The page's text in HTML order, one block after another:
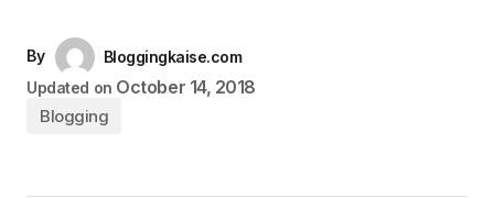
By
Bloggingkaise.com
Updated on October 14, 2018
Blogging